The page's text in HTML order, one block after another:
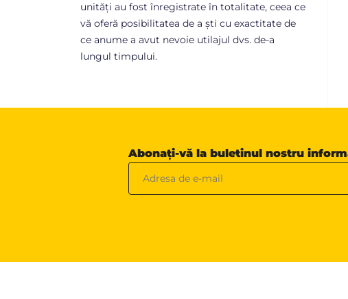
unități au fost înregistrate în totalitate, ceea ce
vă oferă posibilitatea de a ști cu exactitate de
ce anume a avut nevoie utilajul dvs. de-a
lungul timpului.
Abonați-vă la buletinul nostru